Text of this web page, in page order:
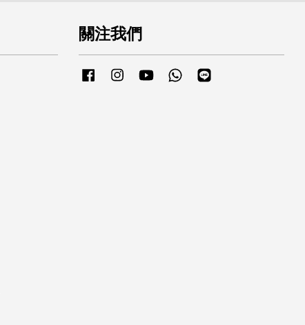
關注我們
Facebook InstagramYouTube Whatsapp